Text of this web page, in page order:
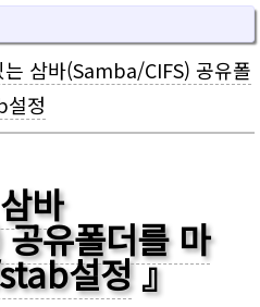
는 삼바(Samba/CIFS) 공유폴
설정
바
유폴더를 마
설정